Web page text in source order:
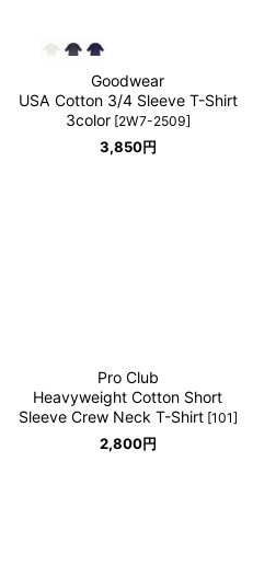
Goodwear
USA Cotton 3/4 Sleeve T-Shirt
3color [2W7-2509]
3,850円
Pro Club
Heavyweight Cotton Short
Sleeve Crew Neck T-Shirt [101]
2,800円